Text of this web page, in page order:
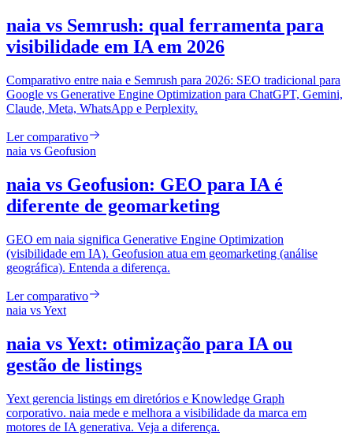
naia vs Semrush: qual ferramenta para
visibilidade em IA em 2026
Comparativo entre naia e Semrush para 2026: SEO tradicional para
Google vs Generative Engine Optimization para ChatGPT, Gemini,
Claude, Meta, WhatsApp e Perplexity.
Ler comparativo
naia vs Geofusion
naia vs Geofusion: GEO para IA é
diferente de geomarketing
GEO em naia significa Generative Engine Optimization
(visibilidade em IA). Geofusion atua em geomarketing (análise
geográfica). Entenda a diferença.
Ler comparativo
naia vsYext
naia vs Yext: otimização para IA ou
gestão de listings
Yext gerencia listings em diretórios e Knowledge Graph
corporativo. naia mede e melhora a visibilidade da marca em
motores de IA generativa. Veja a diferença.